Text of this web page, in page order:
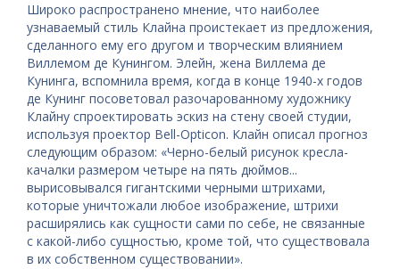
Широко распространено мнение, что наиболее
узнаваемый стиль Клайна проистекает из предложения,
сделанного ему его другом и творческим влиянием
Виллемом де Кунингом. Элейн, жена Виллема де
Кунинга, вспомнила время, когда в конце 1940-х годов
де Кунинг посоветовал разочарованному художнику
Клайну спроектировать эскиз на стену своей студии,
используя проектор Bell-Opticon. Клайн описал прогноз
следующим образом: «Черно-белый рисунок кресла-
качалки размером четыре на пять дюймов...
вырисовывался гигантскими черными штрихами,
которые уничтожали любое изображение, штрихи
расширялись как сущности сами по себе, не связанные
с какой-либо сущностью, кроме той, что существовала
в их собственном существовании».